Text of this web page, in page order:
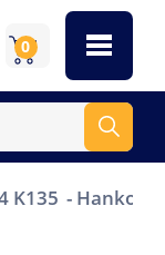
0
K135 Hankook